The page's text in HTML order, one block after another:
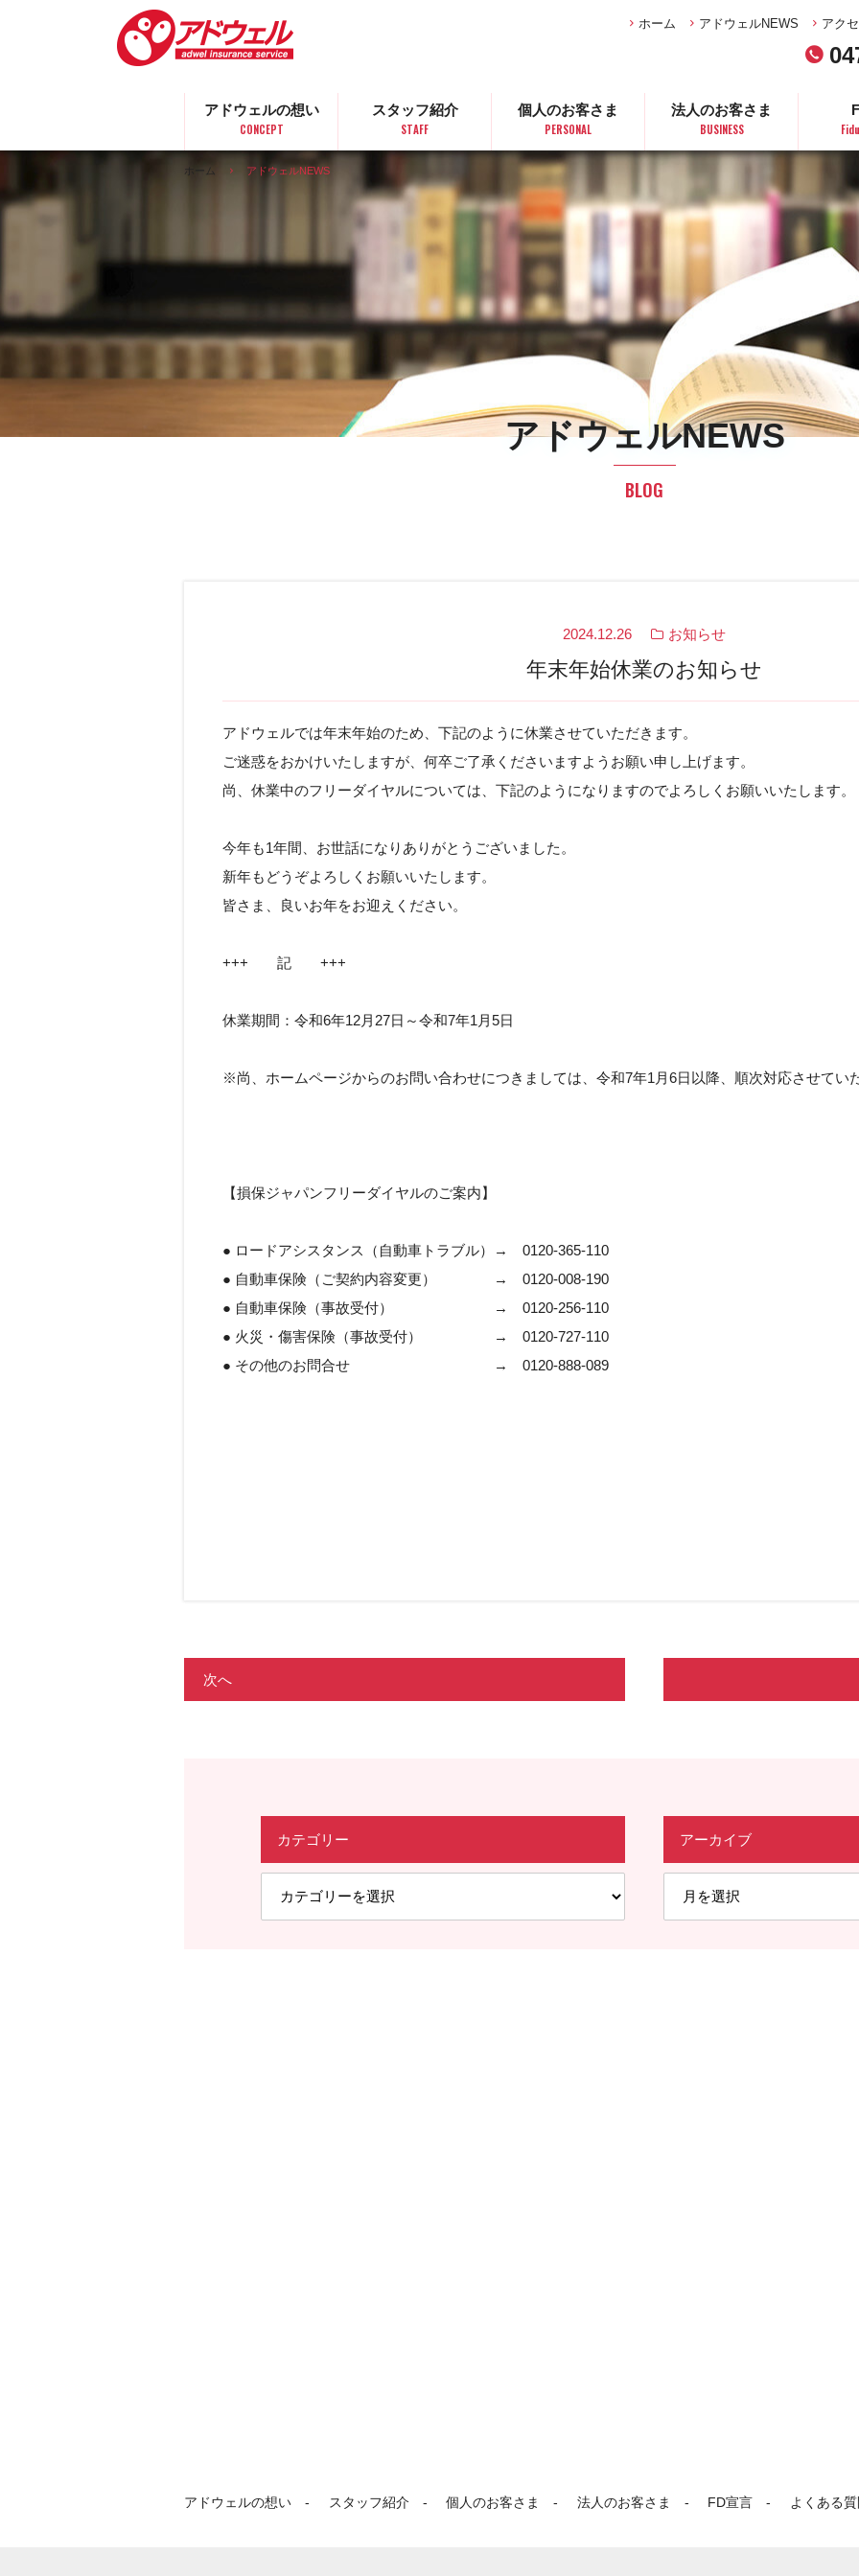
ホーム アドウェルNEWS アク
アドウェルの想い
CONCEPT
スタッフ紹介
STAFF
個人のお客さま
PERSONAL
法人のお客さま
BUSINESS
ホーム アドウェルNEWS
アドウェルNEWS
BLOG
2024.12.26 お知らせ
年末年始休業のお知らせ
アドウェルでは年末年始のため、下記のように休業させていただきます。
ご迷惑をおかけいたしますが、何卒ご了承くださいますようお願い申し上げます。
尚、休業中のフリーダイヤルについては、下記のようになりますのでよろしくお願いいたします。
今年も1年間、お世話になりありがとうございました。
新年もどうぞよろしくお願いいたします。
皆さま、良いお年をお迎えください。
+++ 記 +++
休業期間：令和6年12月27日～令和7年1月5日
※尚、ホームページからのお問い合わせにつきましては、令和7年1月6日以降、順次対応させてい
【損保ジャパンフリーダイヤルのご案内】
● ロードアシスタンス（自動車トラブル）→ 0120-365-110
● 自動車保険（ご契約内容変更） → 0120-008-190
● 自動車保険（事故受付） → 0120-256-110
● 火災・傷害保険（事故受付） → 0120-727-110
● その他のお問合せ → 0120-888-089
次へ
カテゴリー アーカイブ
アドウェルの想い スタッフ紹介 個人のお客さま 法人のお客さま FD宣言 よくある